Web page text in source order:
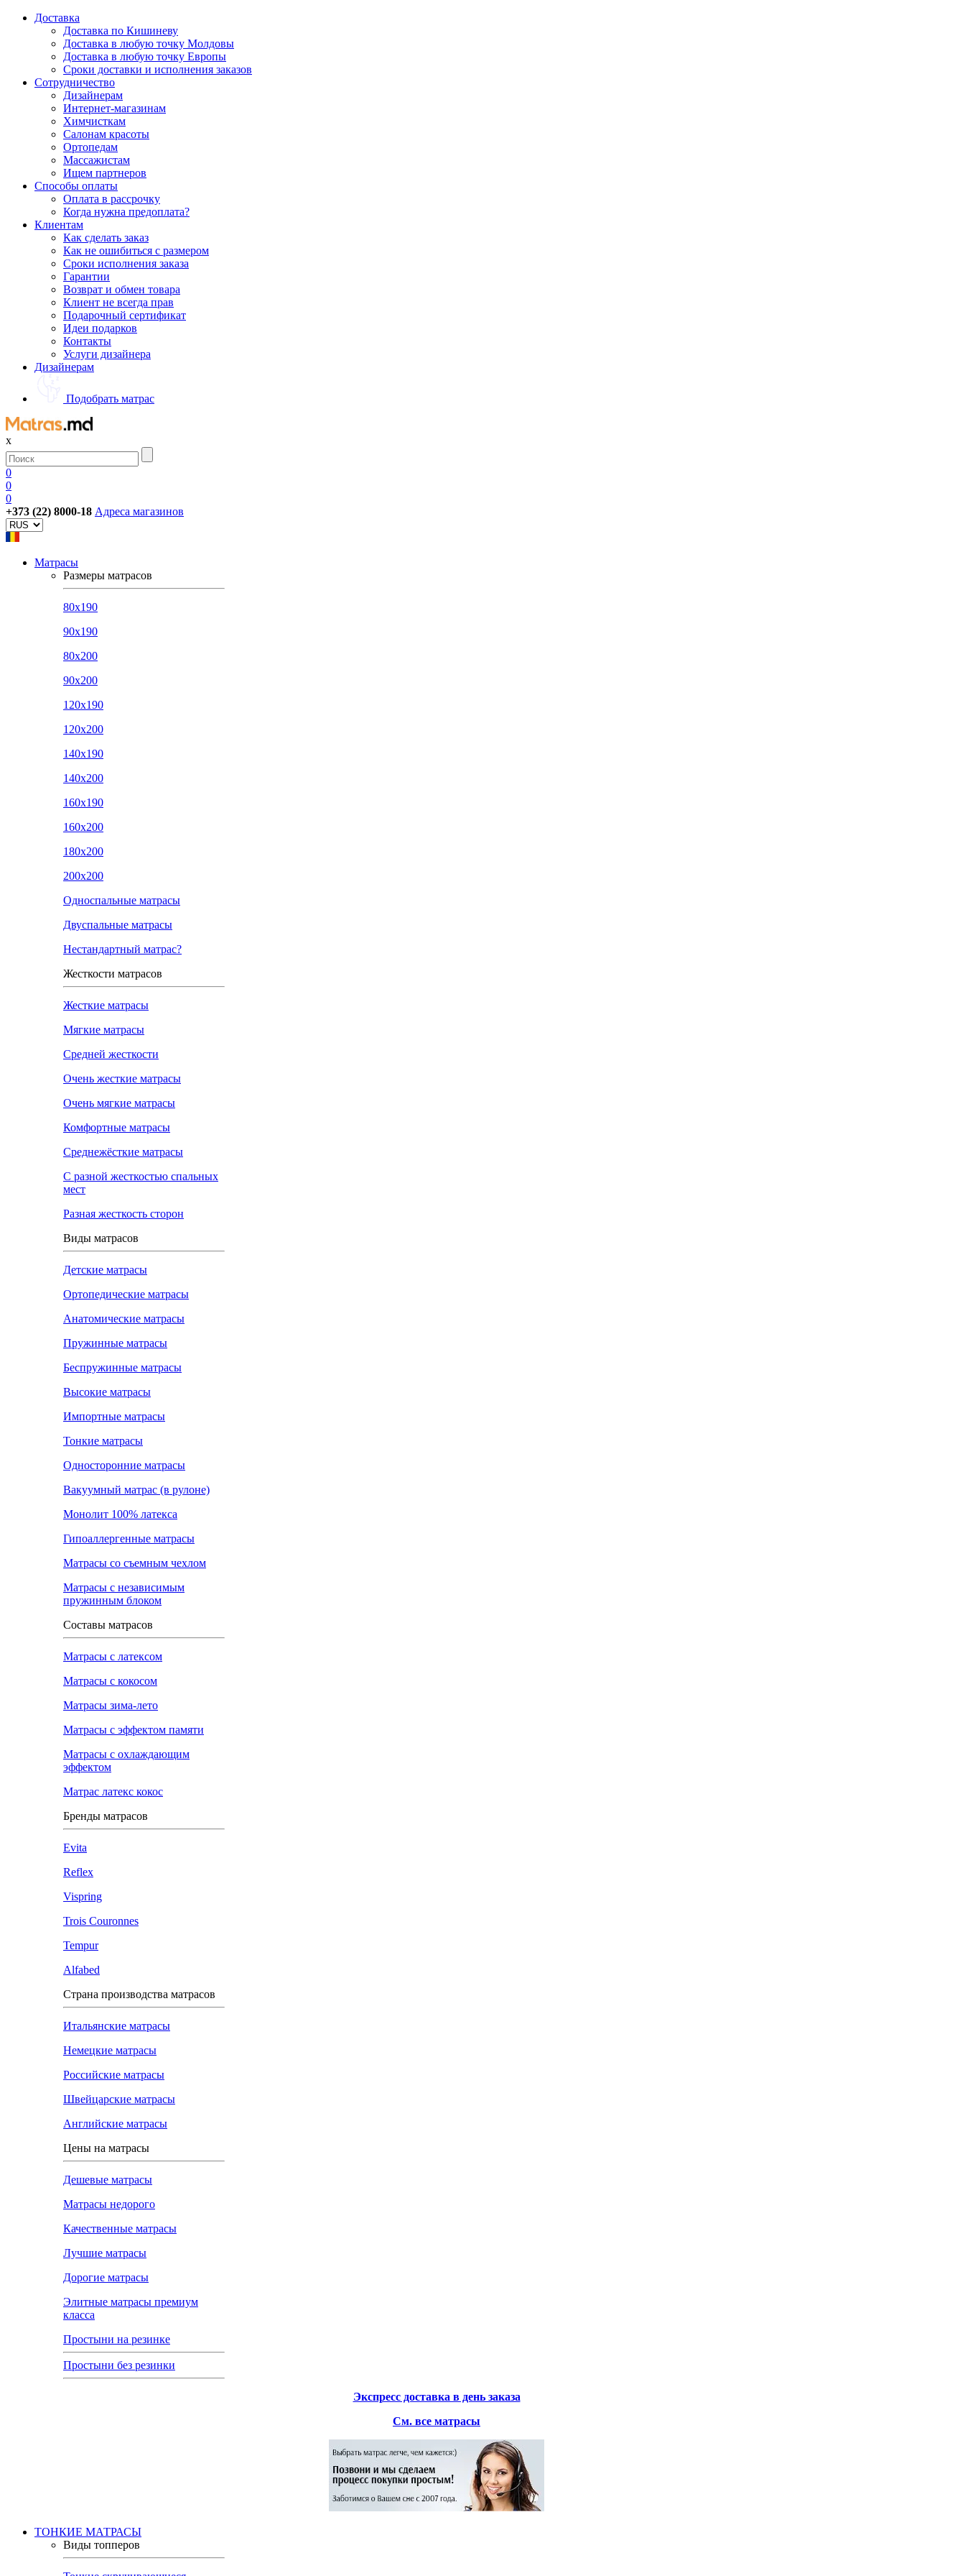
Доставка
Доставка по Кишиневу
Доставка в любую точку Молдовы
Доставка в любую точку Европы
Сроки доставки и исполнения заказов
Сотрудничество
Дизайнерам
Интернет-магазинам
Химчисткам
Салонам красоты
Ортопедам
Массажистам
Ищем партнеров
Способы оплаты
Оплата в рассрочку
Когда нужна предоплата?
Клиентам
Как сделать заказ
Как не ошибиться с размером
Сроки исполнения заказа
Гарантии
Возврат и обмен товара
Клиент не всегда прав
Подарочный сертификат
Идеи подарков
Контакты
Услуги дизайнера
Дизайнерам
Подобрать матрас
х
0
0
0
+373 (22) 8000-18 Адреса магазинов
Матрасы
Размеры матрасов
80x190
90x190
80x200
90x200
120x190
120x200
140x190
140x200
160x190
160x200
180x200
200x200
Односпальные матрасы
Двуспальные матрасы
Нестандартный матрас?
Жесткости матрасов
Жесткие матрасы
Мягкие матрасы
Средней жесткости
Очень жесткие матрасы
Очень мягкие матрасы
Комфортные матрасы
Среднежёсткие матрасы
С разной жесткостью спальных
мест
Разная жесткость сторон
Виды матрасов
Детские матрасы
Ортопедические матрасы
Анатомические матрасы
Пружинные матрасы
Беспружинные матрасы
Высокие матрасы
Импортные матрасы
Тонкие матрасы
Односторонние матрасы
Вакуумный матрас (в рулоне)
Монолит 100% латекса
Гипоаллергенные матрасы
Матрасы со съемным чехлом
Матрасы с независимым
пружинным блоком
Составы матрасов
Матрасы с латексом
Матрасы с кокосом
Матрасы зима-лето
Матрасы с эффектом памяти
Матрасы с охлаждающим
эффектом
Матрас латекс кокос
Бренды матрасов
Evita
Reflex
Vispring
Trois Couronnes
Tempur
Alfabed
Страна производства матрасов
Итальянские матрасы
Немецкие матрасы
Российские матрасы
Швейцарские матрасы
Английские матрасы
Цены на матрасы
Дешевые матрасы
Матрасы недорого
Качественные матрасы
Лучшие матрасы
Дорогие матрасы
Элитные матрасы премиум
класса
Простыни на резинке
Простыни без резинки
Экспресс доставка в день заказа
См. все матрасы
ТОНКИЕ МАТРАСЫ
Виды топперов